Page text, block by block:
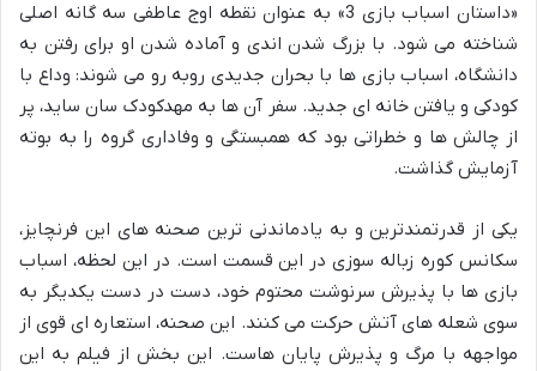
«داستان اسباب بازی 3» به عنوان نقطه اوج عاطفی سه گانه اصلی
شناخته می شود. با بزرگ شدن اندی و آماده شدن او برای رفتن به
دانشگاه، اسباب بازی ها با بحران جدیدی روبه رو می شوند: وداع با
کودکی و یافتن خانه ای جدید. سفر آن ها به مهدکودک سان ساید، پر
از چالش ها و خطراتی بود که همبستگی و وفاداری گروه را به بوته
آزمایش گذاشت.
یکی از قدرتمندترین و به یادماندنی ترین صحنه های این فرنچایز،
سکانس کوره زباله سوزی در این قسمت است. در این لحظه، اسباب
بازی ها با پذیرش سرنوشت محتوم خود، دست در دست یکدیگر به
سوی شعله های آتش حرکت می کنند. این صحنه، استعاره ای قوی از
مواجهه با مرگ و پذیرش پایان هاست. این بخش از فیلم به این